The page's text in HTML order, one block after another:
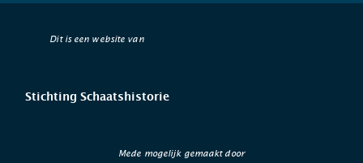
Dit is een website van
Stichting Schaatshistorie
Mede mogelijk gemaakt door